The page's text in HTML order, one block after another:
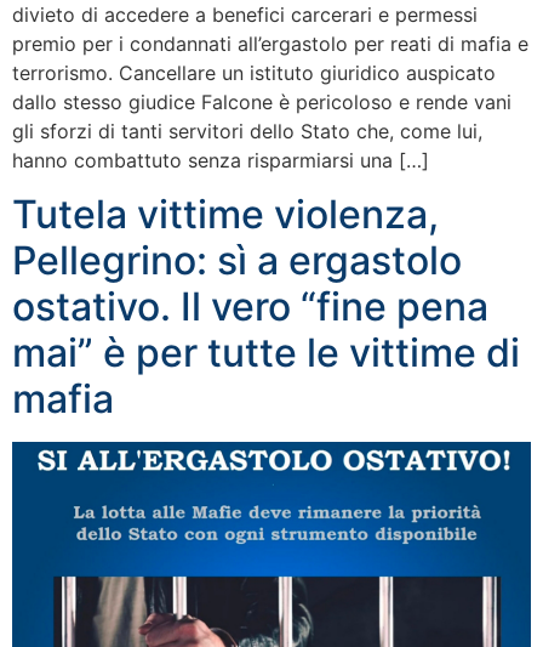
divieto di accedere a benefici carcerari e permessi
premio per i condannati all’ergastolo per reati di mafia e
terrorismo. Cancellare un istituto giuridico auspicato
dallo stesso giudice Falcone è pericoloso e rende vani
gli sforzi di tanti servitori dello Stato che, come lui,
hanno combattuto senza risparmiarsi una […]
Tutela vittime violenza,
Pellegrino: sì a ergastolo
ostativo. Il vero “fine pena
mai” è per tutte le vittime di
mafia